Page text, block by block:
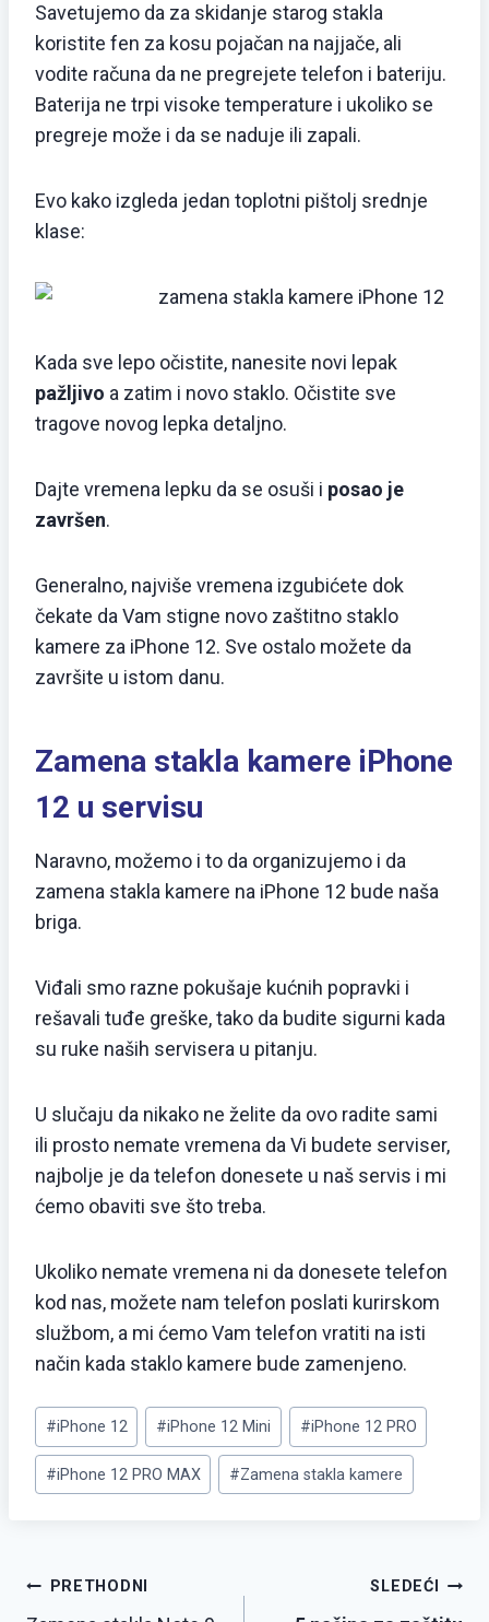
Savetujemo da za skidanje starog stakla
koristite fen za kosu pojačan na najjače, ali
vodite računa da ne pregrejete telefon i bateriju.
Baterija ne trpi visoke temperature i ukoliko se
pregreje može i da se naduje ili zapali.
Evo kako izgleda jedan toplotni pištolj srednje
klase:
Kada sve lepo očistite, nanesite novi lepak
pažljivo a zatim i novo staklo. Očistite sve
tragove novog lepka detaljno.
Dajte vremena lepku da se osuši i posao je
završen.
Generalno, najviše vremena izgubićete dok
čekate da Vam stigne novo zaštitno staklo
kamere za iPhone 12. Sve ostalo možete da
završite u istom danu.
Zamena stakla kamere iPhone
12 u servisu
Naravno, možemo i to da organizujemo i da
zamena stakla kamere na iPhone 12 bude naša
briga.
Viđali smo razne pokušaje kućnih popravki i
rešavali tuđe greške, tako da budite sigurni kada
su ruke naših servisera u pitanju.
U slučaju da nikako ne želite da ovo radite sami
ili prosto nemate vremena da Vi budete serviser,
najbolje je da telefon donesete u naš servis i mi
ćemo obaviti sve što treba.
Ukoliko nemate vremena ni da donesete telefon
kod nas, možete nam telefon poslati kurirskom
službom, a mi ćemo Vam telefon vratiti na isti
način kada staklo kamere bude zamenjeno.
#iPhone 12 #iPhone 12 Mini #iPhone 12 PRO
#iPhone 12 PRO MAX #Zamena stakla kamere
PRETHODNI SLEDEĆI